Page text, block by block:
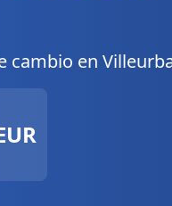
cambio en